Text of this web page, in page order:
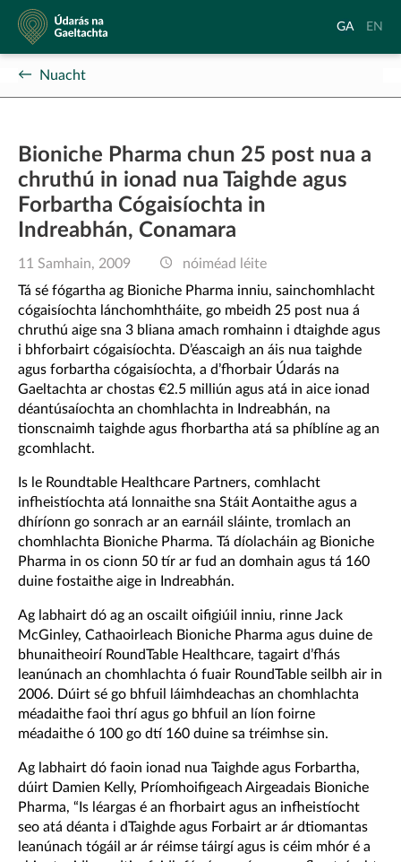
Údarás
na
Gaeltachta
Aistrigh
Gaeilge
GA
to
EN
Nuacht
Bioniche Pharma chun 25 post nua a
chruthú in ionad nua Taighde agus
Forbartha Cógaisíochta in
Indreabhán, Conamara
11 Samhain, 2009
nóiméad léite
Tá sé fógartha ag Bioniche Pharma inniu, sainchomhlacht
cógaisíochta lánchomhtháite, go mbeidh 25 post nua á
chruthú aige sna 3 bliana amach romhainn i dtaighde agus
i bhforbairt cógaisíochta. D’éascaigh an áis nua taighde
agus forbartha cógaisíochta, a d’fhorbair Údarás na
Gaeltachta ar chostas €2.5 milliún agus atá in aice ionad
déantúsaíochta an chomhlachta in Indreabhán, na
tionscnaimh taighde agus fhorbartha atá sa phíblíne ag an
gcomhlacht.
Is le Roundtable Healthcare Partners, comhlacht
infheistíochta atá lonnaithe sna Stáit Aontaithe agus a
dhíríonn go sonrach ar an earnáil sláinte, tromlach an
chomhlachta Bioniche Pharma. Tá díolacháin ag Bioniche
Pharma in os cionn 50 tír ar fud an domhain agus tá 160
duine fostaithe aige in Indreabhán.
Ag labhairt dó ag an oscailt oifigiúil inniu, rinne Jack
McGinley, Cathaoirleach Bioniche Pharma agus duine de
bhunaitheoirí RoundTable Healthcare, tagairt d’fhás
leanúnach an chomhlachta ó fuair RoundTable seilbh air in
2006. Dúirt sé go bhfuil láimhdeachas an chomhlachta
méadaithe faoi thrí agus go bhfuil an líon foirne
méadaithe ó 100 go dtí 160 duine sa tréimhse sin.
Ag labhairt dó faoin ionad nua Taighde agus Forbartha,
dúirt Damien Kelly, Príomhoifigeach Airgeadais Bioniche
Pharma, “Is léargas é an fhorbairt agus an infheistíocht
seo atá déanta i dTaighde agus Forbairt ar ár dtiomantas
leanúnach tógáil ar ár réimse táirgí agus is céim mhór é a